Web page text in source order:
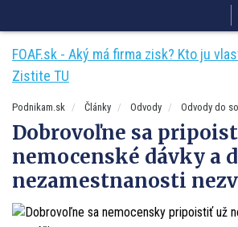
FOAF.sk - Aký má firma zisk? Kto ju
Zistite TU
Podnikam.sk Články Odvody Odvody do
Dobrovoľne sa
nemocenské dávky a
nezamestnanosti